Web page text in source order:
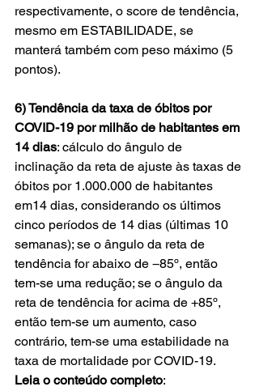
respectivamente, o score de tendência,
mesmo em ESTABILIDADE, se
manterá também com peso máximo (5
pontos).
6) Tendência da taxa de óbitos por
COVID-19 por milhão de habitantes em
14 dias: cálculo do ângulo de
inclinação da reta de ajuste às taxas de
óbitos por 1.000.000 de habitantes
em14 dias, considerando os últimos
cinco períodos de 14 dias (últimas 10
semanas); se o ângulo da reta de
tendência for abaixo de −85º, então
tem-se uma redução; se o ângulo da
reta de tendência for acima de +85º,
então tem-se um aumento, caso
contrário, tem-se uma estabilidade na
taxa de mortalidade por COVID-19.
Leia o conteúdo completo: